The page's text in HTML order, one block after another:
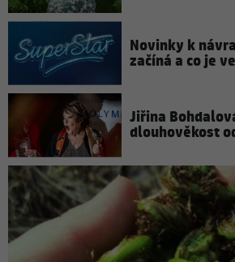
Novinky k
začíná a co je
Jiřina
dlouhověkost